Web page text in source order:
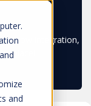
and
integration,